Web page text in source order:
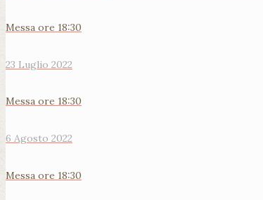
Messa ore 18:30
23 Luglio 2022
Messa ore 18:30
6 Agosto 2022
Messa ore 18:30